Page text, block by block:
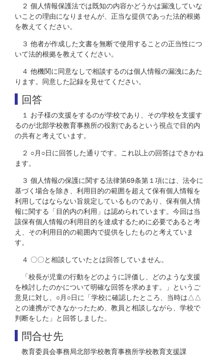
２ 個人情報保護法では既知の内容かどうかは漏洩していな
いことの理由になりませんが、正当な提供であった法的根拠
を教えてください。
３ 他者が作成した文書を無断で使用することの正当性につ
いて法的根拠を教えてください。
４ 他機関に同意なしで相談するのは個人情報の漏洩にあた
ります。同意した記録を見せてください。
回答
１ お子様の支援をするのが学校であり、その学校を支援す
るのが北部学校教育事務所の役割であるという視点で目的内
の共有と考えています。
２ ○月○日に回答した通りです。これ以上の回答はできかね
ます。
３ 個人情報の保護に関する法律第69条第１項には、法令に
基づく場合を除き、利用目的の範囲を超えて保有個人情報を
利用してはならない旨規定しているものであり、保有個人情
報に関する「目的内の利用」は認められています。今回は当
該保有個人情報の利用目的を達成するために必要であると考
え、その利用目的の範囲内で提供をしたものと考えていま
す。
４ 〇〇と相談していたとは回答していません。
「校長が児童の行動をどのように評価し、どのような支援
を検討したのかについて明確な回答を求めます。」というご
意見に対し、○月○日に「学校に確認したところ、当時は△△
との連携ができなかったため、教員と相談しながら、学校で
判断をした」と回答しました。
問合せ先
教育委員会事務局北部学校教育事務所学校教育支援課